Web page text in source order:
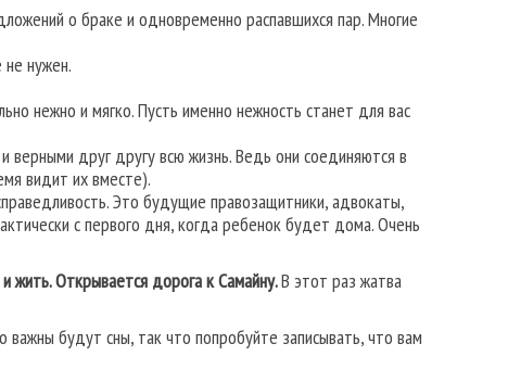
о браке и одновременно распавшихся пар. Многие
нужен.
нежно и мягко. Пусть именно нежность станет для вас
друг другу всю жизнь. Ведь они соединяются в
видит их вместе).
Это будущие правозащитники, адвокаты,
с первого дня, когда ребенок будет дома. Очень
жить. Открывается дорога к Самайну.В этот раз жатва
будут сны, так что попробуйте записывать, что вам